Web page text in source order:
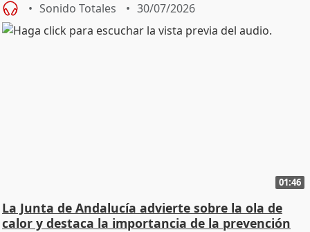
Sonido Totales 30/07/2026
01:46
La Junta de Andalucía advierte sobre la ola de
calor y destaca la importancia de la prevención